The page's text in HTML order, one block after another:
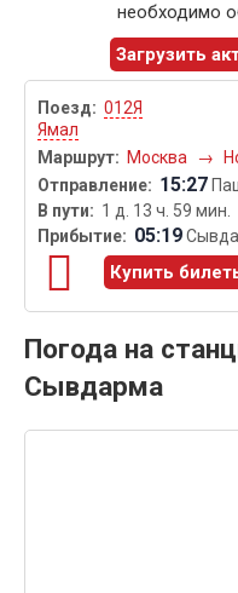
необходимо
Загрузить
012Я
Ямал
Москва
→
15:27
1 д. 13 ч. 59 мин.
05:19
Купить
Погода на
Сывдарма